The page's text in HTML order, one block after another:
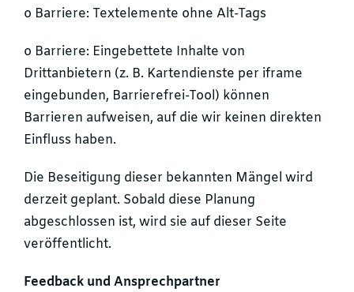
o Barriere: Textelemente ohne Alt-Tags
o Barriere: Eingebettete Inhalte von
Drittanbietern (z. B. Kartendienste per iframe
eingebunden, Barrierefrei-Tool) können
Barrieren aufweisen, auf die wir keinen direkten
Einfluss haben.
Die Beseitigung dieser bekannten Mängel wird
derzeit geplant. Sobald diese Planung
abgeschlossen ist, wird sie auf dieser Seite
veröffentlicht.
Feedback und Ansprechpartner